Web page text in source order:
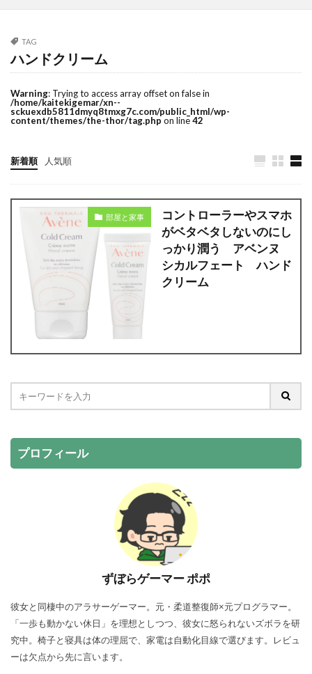
TAG
ハンドクリーム
Warning: Trying to access array offset on false in
/home/kaitekigemar/xn--
sckuexdb5811dmyq8tmxg7c.com/public_html/wp-
content/themes/the-thor/tag.php on line42
新着順 人気順
部屋と家事
コントローラーやスマホ
がベタベタしないのにし
っかり潤う アベンヌ
シカルフェート ハンド
クリーム
プロフィール
ずぼらゲーマー ポポ
彼女と同棲中のアラサーゲーマー。元・柔道整復師×元プログラマー。
「一歩も動かない休日」を理想としつつ、彼女に怒られないズボラを研
究中。椅子と寝具は体の理屈で、家電は自動化目線で選びます。レビュ
ーは欠点から先に言います。